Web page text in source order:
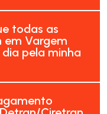
todas as
em Vargem
pela minha